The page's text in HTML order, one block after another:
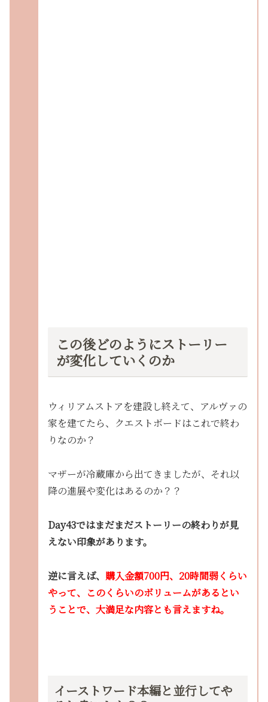
この後どのようにストーリー
が変化していくのか
ウィリアムストアを建設し終えて、アルヴァの
家を建てたら、クエストボードはこれで終わ
りなのか？
マザーが冷蔵庫から出てきましたが、それ以
降の進展や変化はあるのか？？
Day43ではまだまだストーリーの終わりが見
えない印象があります。
逆に言えば、 購入金額700円、20時間弱くらい
やって、このくらいのボリュームがあるとい
うことで、大満足な内容とも言えますね。
イーストワード本編と並行してや